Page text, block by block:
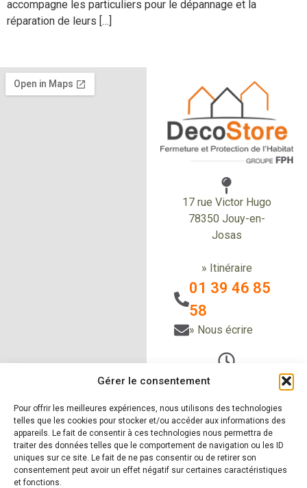
Gérer le consentement
Pour offrir les meilleures expériences, nous utilisons des technologies
telles que les cookies pour stocker et/ou accéder aux informations des
appareils. Le fait de consentir à ces technologies nous permettra de
traiter des données telles que le comportement de navigation ou les ID
uniques sur ce site. Le fait de ne pas consentir ou de retirer son
consentement peut avoir un effet négatif sur certaines caractéristiques
et fonctions.
accompagne les particuliers pour le dépannage et la
réparation de leurs […]
17 rue Victor Hugo
78350 Jouy-en-
Josas
» Itinéraire
01 39 46 85
58
» Nous écrire
Du Lundi au vendredi
et de 14h à 18h
Le samedi sur RDV